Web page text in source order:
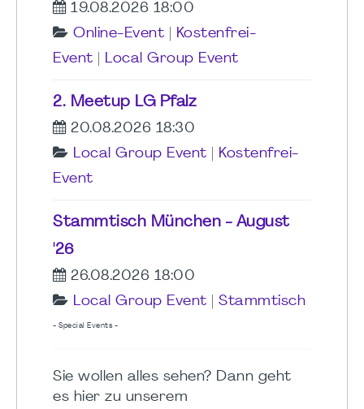
19.08.2026 18:00
Online-Event
Kostenfrei-
Event
Local Group Event
2. Meetup LG Pfalz
20.08.2026 18:30
Local Group Event
Kostenfrei-
Event
Stammtisch München - August
'26
26.08.2026 18:00
Local Group Event
Stammtisch
- Special Events -
Sie wollen alles sehen? Dann geht
es hier zu unserem